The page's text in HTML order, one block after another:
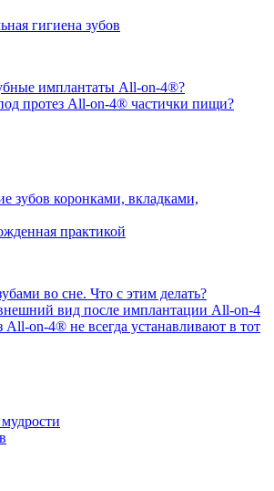
гигиена зубов
имплантаты All-on-4®?
протез All-on-4® частички пищи?
зубов коронками, вкладками,
практикой
во сне. Что с этим делать?
вид после имплантации All-on-4
All-on-4® не всегда устанавливают в тот